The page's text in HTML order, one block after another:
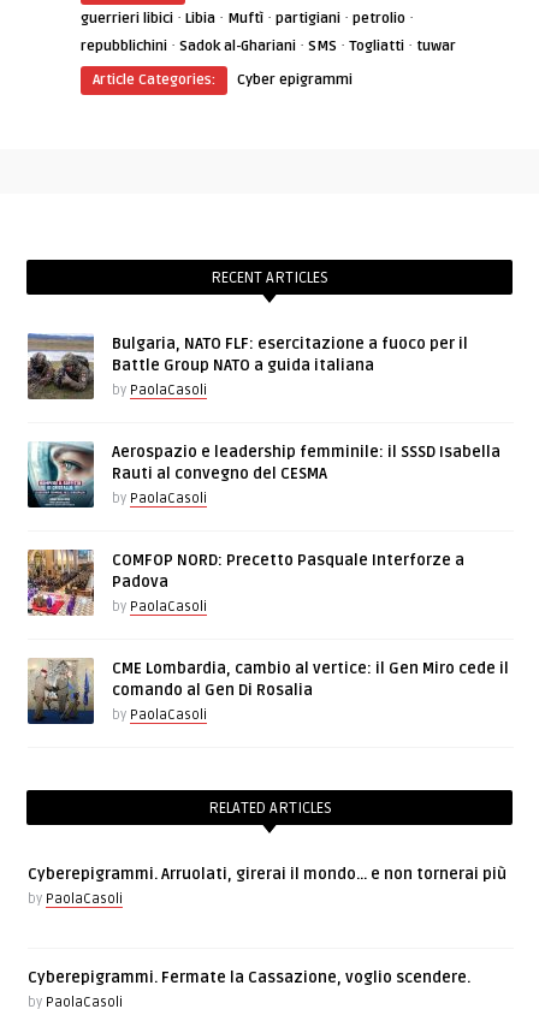
guerrieri libici ·Libia · Muftì ·partigiani ·petrolio ·
repubblichini ·Sadok al-Ghariani ·SMS ·Togliatti · tuwar
Article Categories:
Cyber epigrammi
RECENT ARTICLES
Bulgaria, NATO FLF: esercitazione a fuoco per il
Battle Group NATO a guida italiana
by PaolaCasoli
Aerospazio e leadership femminile: il SSSD Isabella
Rauti al convegno del CESMA
by PaolaCasoli
COMFOP NORD: Precetto Pasquale Interforze a
Padova
by PaolaCasoli
CME Lombardia, cambio al vertice: il Gen Miro cede il
comando al Gen Di Rosalia
by PaolaCasoli
RELATED ARTICLES
Cyberepigrammi. Arruolati, girerai il mondo… e non tornerai più
by PaolaCasoli
Cyberepigrammi. Fermate la Cassazione, voglio scendere.
by PaolaCasoli